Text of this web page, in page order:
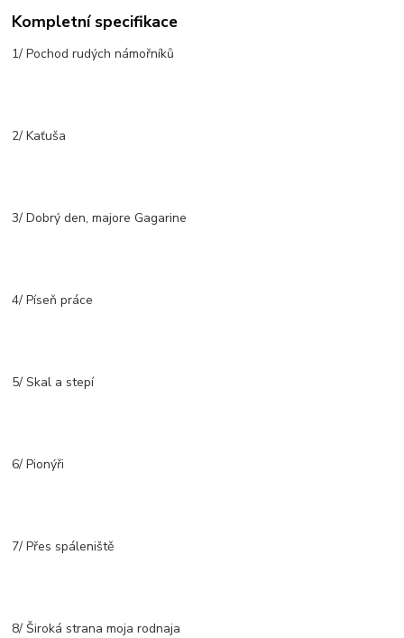
Kompletní specifikace
1/ Pochod rudých námořníků
2/ Kaťuša
3/ Dobrý den, majore Gagarine
4/ Píseň práce
5/ Skal a stepí
6/ Pionýři
7/ Přes spáleniště
8/ Široká strana moja rodnaja